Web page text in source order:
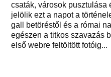
csaták, városok pusztulása
jelölik ezt a napot a
gall betöréstől és a római
egészen a titkos szavazás
első webre feltöltött fotóig...